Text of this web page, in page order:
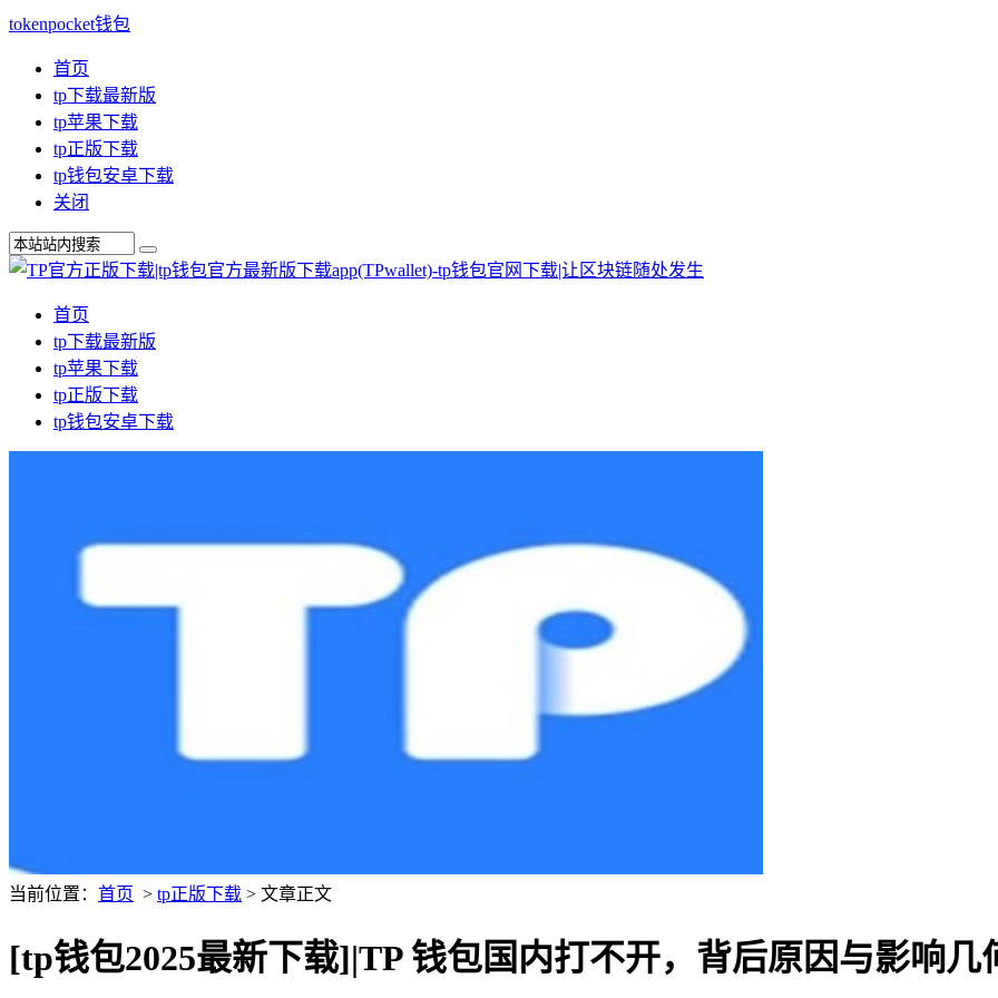
tokenpocket钱包
首页
tp下载最新版
tp苹果下载
tp正版下载
tp钱包安卓下载
关闭
首页
tp下载最新版
tp苹果下载
tp正版下载
tp钱包安卓下载
当前位置： 首页 > tp正版下载 > 文章正文
[tp钱包2025最新下载]|TP 钱包国内打不开，背后原因与影响几